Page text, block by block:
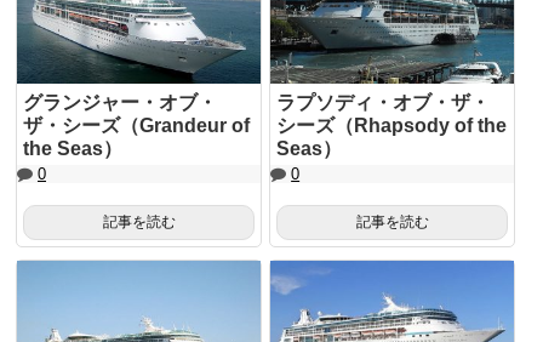
グランジャー・オブ・
ザ・シーズ（Grandeur of
the Seas）
0
記事を読む
ラプソディ・オブ・ザ・
シーズ（Rhapsody of the
Seas）
0
記事を読む